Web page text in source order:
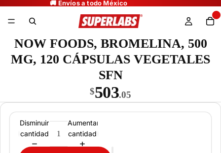
NOW FOODS, BROMELINA, 500
MG, 120 CÁPSULAS VEGETALES
SFN
$503.05
Disminuir
cantidad
Aumentar
cantidad